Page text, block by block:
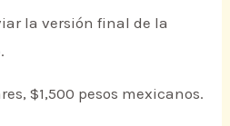
la versión final de la
$1,500 pesos mexicanos.